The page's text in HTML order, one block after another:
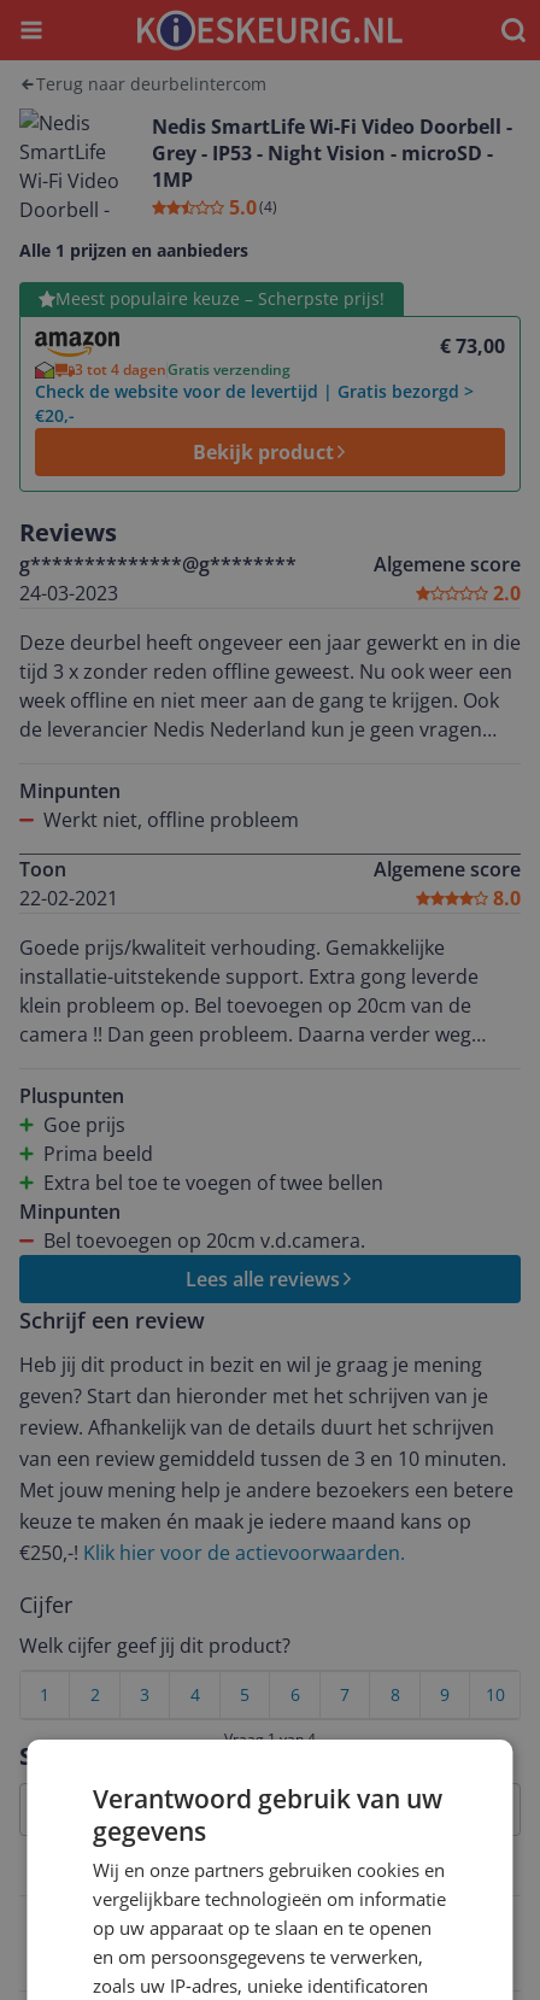
Menu
Terug naar deurbelintercom
Nedis SmartLife Wi-Fi Video Doorbell -
Grey - IP53 - Night Vision - microSD -
1MP
5.0(4)
Alle 1 prijzen en aanbieders
Meest populaire keuze – Scherpste prijs!
€ 73,00
3 tot 4 dagenGratis verzending
Check de website voor de levertijd | Gratis bezorgd >
€20,-
Bekijk product
Bekijk product
Specificaties
Aansluitingen
Reviews
g**************@g********
24-03-2023
Algemene score
2.0
Deze deurbel heeft ongeveer een jaar gewerkt en in die
tijd 3 x zonder reden offline geweest. Nu ook weer een
week offline en niet meer aan de gang te krijgen. Ook
de leverancier Nedis Nederland kun je geen vragen
Google niets anders dan problemen over offline.
Minpunten
Werkt niet, offline probleem
Toon
22-02-2021
Algemene score
8.0
Goede prijs/kwaliteit verhouding. Gemakkelijke
installatie-uitstekende support. Extra gong leverde
klein probleem op. Bel toevoegen op 20cm van de
camera !! Dan geen probleem. Daarna verder weg
Pluspunten
Goe prijs
Prima beeld
Extra bel toe te voegen of twee bellen
Minpunten
Bel toevoegen op 20cm v.d.camera.
Lees alle reviews
Schrijf een review
Heb jij dit product in bezit en wil je graag je mening
geven? Start dan hieronder met het schrijven van je
review. Afhankelijk van de details duurt het schrijven
van een review gemiddeld tussen de 3 en 10 minuten.
Met jouw mening help je andere bezoekers een betere
keuze te maken én maak je iedere maand kans op
€250,-! Klik hier voor de actievoorwaarden.
Cijfer
Welk cijfer geef jij dit product?
10
9
8
7
6
5
4
3
2
1
Vraag 1 van 4
Verantwoord gebruik van uw
gegevens
Wij en onze partners gebruiken cookies en
vergelijkbare technologieën om informatie
op uw apparaat op te slaan en te openen
en om persoonsgegevens te verwerken,
zoals uw IP-adres, unieke identificatoren